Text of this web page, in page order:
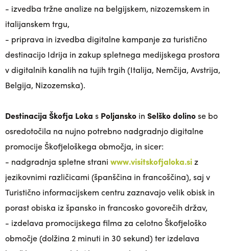
- izvedba tržne analize na belgijskem, nizozemskem in
italijanskem trgu,
- priprava in izvedba digitalne kampanje za turistično
destinacijo Idrija in zakup spletnega medijskega prostora
v digitalnih kanalih na tujih trgih (Italija, Nemčija, Avstrija,
Belgija, Nizozemska).
Destinacija Škofja Loka s Poljansko in Selško dolinose bo
osredotočila na nujno potrebno nadgradnjo digitalne
promocije Škofjeloškega območja, in sicer:
- nadgradnja spletne strani www.visitskofjaloka.siz
jezikovnimi različicami (španščina in francoščina), saj v
Turistično informacijskem centru zaznavajo velik obisk in
porast obiska iz špansko in francosko govorečih držav,
- izdelava promocijskega filma za celotno Škofjeloško
območje (dolžina 2 minuti in 30 sekund) ter izdelava